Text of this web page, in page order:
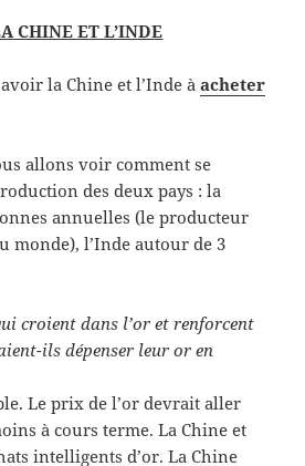
CHINE ET L’INDE
la Chine et l’Inde àacheter
allons voir comment se
des deux pays : la
annuelles (le producteur
monde), l’Inde autour de 3
croient dans l’or et renforcent
ils dépenser leur or en
Le prix de l’or devrait aller
à cours terme. La Chine et
intelligents d’or. La Chine